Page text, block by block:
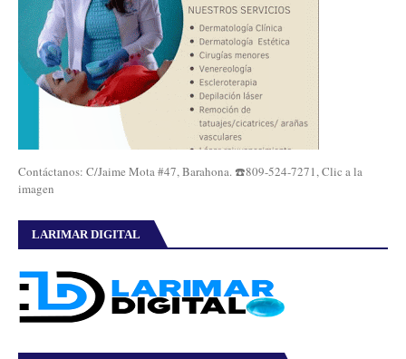
Contáctanos: C/Jaime Mota #47, Barahona. ☎️809-524-7271, Clic a la
imagen
LARIMAR DIGITAL